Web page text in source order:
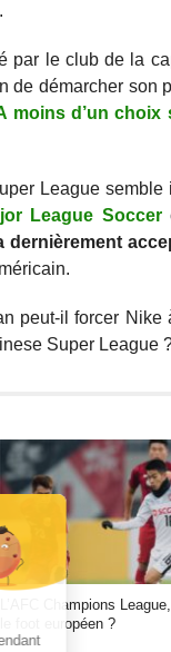
par le club de la
de démarcher
moins d’un choix
League
League Soccer
dernièrement
peut-il forcer
Super League
L’AFC Champions
le foot européen ?